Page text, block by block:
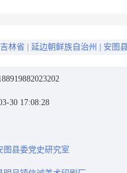
吉林省 延边朝鲜族自治州 安图
30 17:08:28
图县委党史研究室